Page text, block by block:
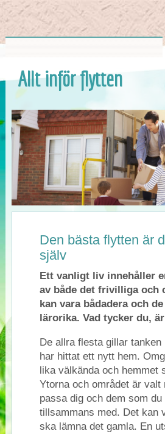
ATT TÄNKA PÅ
MAGASINERING
FLYTTEN
BLOGG
Allt inför flytten
Den bästa flytten är
själv
Ett vanligt liv innehåller
av både det frivilliga
kan vara bådadera och
lärorika. Vad tycker du,
De allra flesta gillar
har hittat ett nytt hem.
lika välkända och hemmet
Ytorna och området är
passa dig och dem som
tillsammans med. Det kan
ska lämna det gamla. En